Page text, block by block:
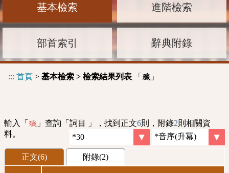
基本檢索 進階檢索
部首索引 辭典附錄
::: 首頁 > 基本檢索 > 檢索結果列表 「 殲 」
輸入「 殲 」查詢「詞目 」，找到正文6則，附錄2則相關資
料。
正文(6) 附錄(2)